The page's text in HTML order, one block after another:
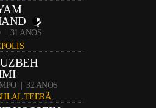
| 31 ANOS
| 32 ANOS
TEERÃ